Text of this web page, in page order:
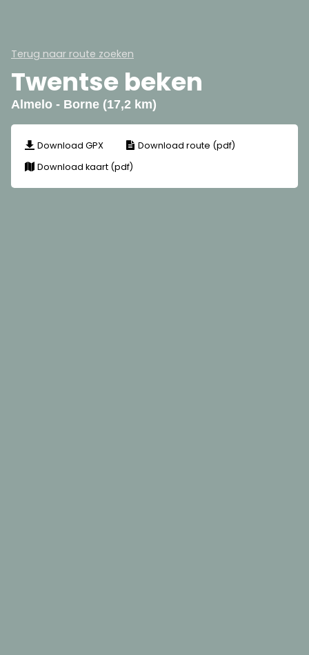
Terug naar route zoeken
Twentse beken
Almelo - Borne (17,2 km)
Download GPX
Download route (pdf)
Download kaart (pdf)